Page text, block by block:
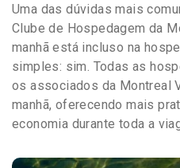
Uma das dúvidas mais
Clube de Hospedagem da
manhã está incluso na
simples: sim. Todas as
os associados da Montreal
manhã, oferecendo mais
economia durante toda a